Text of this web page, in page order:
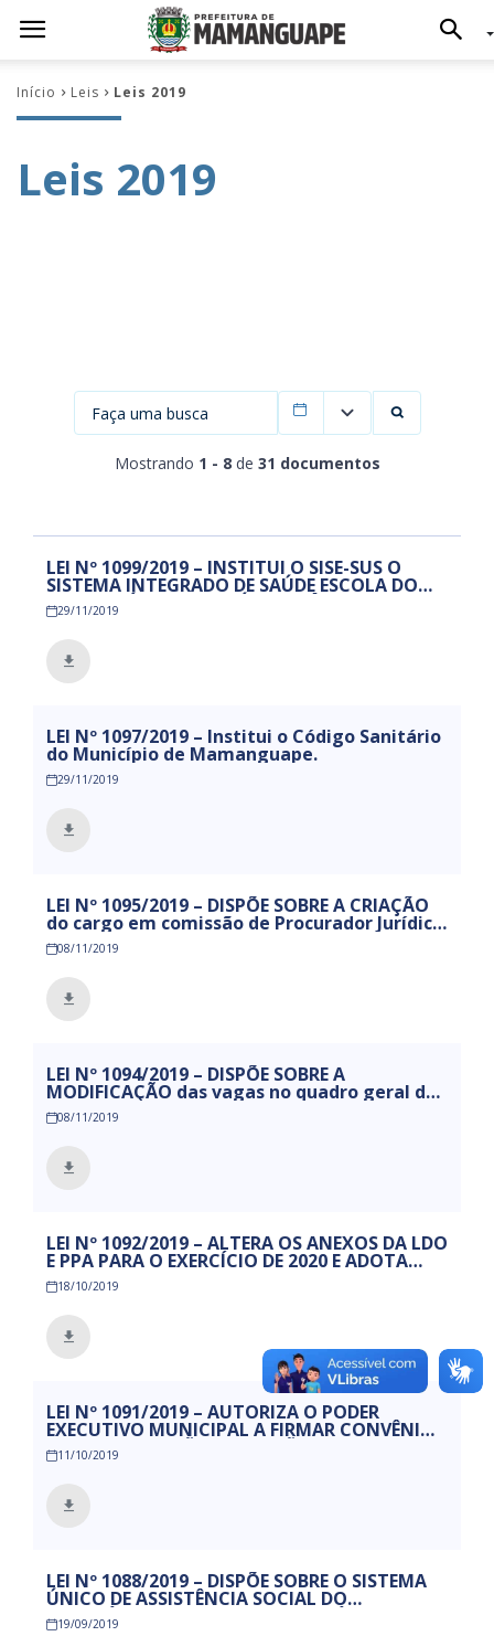
Início Leis Leis 2019
Leis 2019
Mostrando 1 - 8 de 31 documentos
Filtrar por data
LEI Nº 1099/2019 – INSTITUI O SISE-SUS O
SISTEMA INTEGRADO DE SAÚDE ESCOLA DO
SISTEMA ÚNICO DE SAÚDE NO ÂMBITO DO
MUNICÍPIO DE MAMANGUAPE
29/11/2019
LEI Nº 1097/2019 – Institui o Código Sanitário
do Município de Mamanguape.
29/11/2019
LEI Nº 1095/2019 – DISPÕE SOBRE A CRIAÇÃO
do cargo em comissão de Procurador Jurídico
Geral e da outras providências.
08/11/2019
LEI Nº 1094/2019 – DISPÕE SOBRE A
MODIFICAÇÃO das vagas no quadro geral de
cargos efetivos do Poder Legislativo
Municipal e da outras providências.
08/11/2019
LEI Nº 1092/2019 – ALTERA OS ANEXOS DA LDO
E PPA PARA O EXERCÍCIO DE 2020 E ADOTA
OUTRAS PROVIDENCIAS.
18/10/2019
LEI Nº 1091/2019 – AUTORIZA O PODER
EXECUTIVO MUNICIPAL A FIRMAR CONVÊNIO
COM A FUNDAÇÃO NAPOLEÃO LAUREANO,
MANTENEDORA DO HOSPITAL NAPOLEÃO
LAUREANO, PARA TRANSFERÊNCIA DE
RECURSOS FINANCEIROS, A TÍTULO DE
SUBVENÇÃO SOCIAL, E DÁ OUTRAS
PROVIDÊNCIAS.
11/10/2019
LEI Nº 1088/2019 – DISPÕE SOBRE O SISTEMA
ÚNICO DE ASSISTÊNCIA SOCIAL DO
MUNICÍPIO DE MAMANGUAPE E DÁ OUTRAS
PROVIDÊNCIAS.
19/09/2019